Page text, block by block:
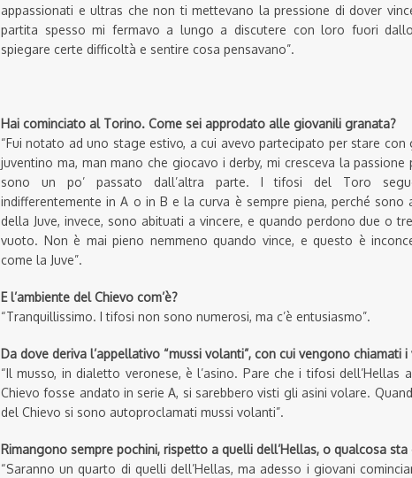
appassionati e ultras che non ti mettevano la pressione di dover
partita spesso mi fermavo a lungo a discutere con loro fuori
spiegare certe difficoltà e sentire cosa pensavano”.
Hai cominciato al Torino. Come sei approdato alle giovanili granata?
“Fui notato ad uno stage estivo, a cui avevo partecipato per stare con
juventino ma, man mano che giocavo i derby, mi cresceva la
sono un po’ passato dall’altra parte. I tifosi del Toro
indifferentemente in A o in B e la curva è sempre piena, perché sono
della Juve, invece, sono abituati a vincere, e quando perdono due o
vuoto. Non è mai pieno nemmeno quando vince, e questo è
come la Juve”.
E l’ambiente del Chievo com’è?
“Tranquillissimo. I tifosi non sono numerosi, ma c’è entusiasmo”.
Da dove deriva l’appellativo “mussi volanti”, con cui vengono chiamati
“Il musso, in dialetto veronese, è l’asino. Pare che i tifosi dell’Hellas
Chievo fosse andato in serie A, si sarebbero visti gli asini volare.
del Chievo si sono autoproclamati mussi volanti”.
Rimangono sempre pochini, rispetto a quelli dell’Hellas, o qualcosa sta
“Saranno un quarto di quelli dell’Hellas, ma adesso i giovani